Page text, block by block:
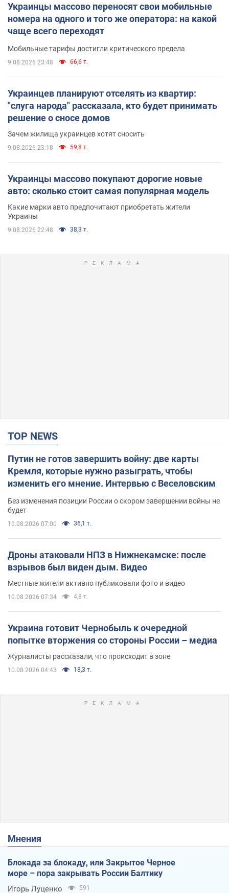
Украинцы массово переносят свои мобильные
номера на одного и того же оператора: на какой
чаще всего переходят
Мобильные тарифы достигли критического предела
9.08.2026 23:48 66,6 т.
Украинцев планируют отселять из квартир:
"слуга народа" рассказала, кто будет принимать
решение о сносе домов
Зачем жилища украинцев хотят сносить
9.08.2026 23:18 59,8 т.
Украинцы массово покупают дорогие новые
авто: сколько стоит самая популярная модель
Какие марки авто предпочитают приобретать жители
Украины
9.08.2026 22:48 38,3 т.
TOP NEWS
Путин не готов завершить войну: две карты
Кремля, которые нужно разыграть, чтобы
изменить его мнение. Интервью с Веселовским
Без изменения позиции России о скором завершении войны не
будет
10.08.2026 07:00 36,1 т.
Дроны атаковали НПЗ в Нижнекамске: после
взрывов был виден дым. Видео
Местные жители активно публиковали фото и видео
10.08.2026 07:34 4,8 т.
Украина готовит Чернобыль к очередной
попытке вторжения со стороны России – медиа
Журналисты рассказали, что происходит в зоне
10.08.2026 04:43 18,3 т.
Мнения
Блокада за блокаду, или Закрытое Черное
море – пора закрывать России Балтику
Игорь Луценко 591